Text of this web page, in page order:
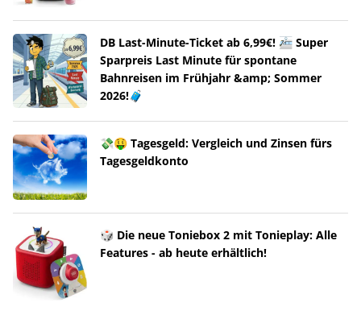
DB Last-Minute-Ticket ab 6,99€! 🚈 Super
Sparpreis Last Minute für spontane
Bahnreisen im Frühjahr &amp; Sommer
2026!🧳
💸🤑 Tagesgeld: Vergleich und Zinsen fürs
Tagesgeldkonto
🎲 Die neue Toniebox 2 mit Tonieplay: Alle
Features - ab heute erhältlich!